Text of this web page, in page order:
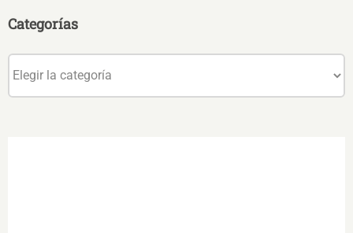
Categorías